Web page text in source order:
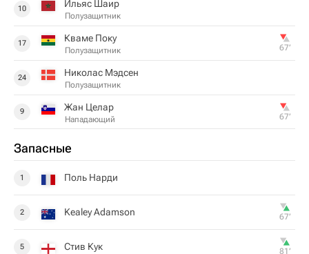
10 Ильяс Шаир
Полузащитник
17 Кваме Поку
Полузащитник 67‎’‎
24 Николас Мэдсен
Полузащитник
9 Жан Целар
Нападающий 67‎’‎
Запасные
1 Поль Нарди
2 Kealey Adamson 67‎’‎
5 Стив Кук 81‎’‎